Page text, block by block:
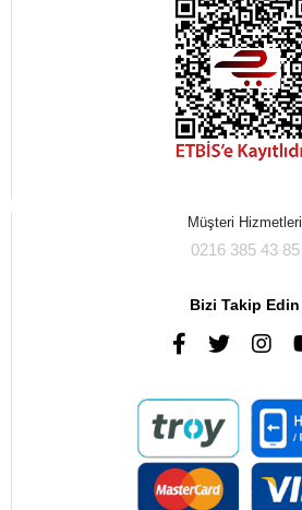
Müşteri Hizmetleri
0216 385 43 85
Bizi Takip Edin